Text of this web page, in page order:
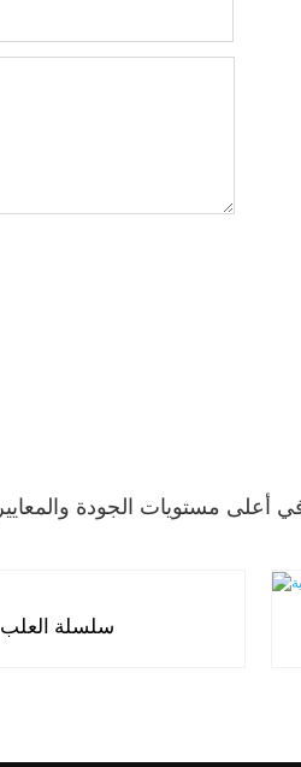
سلسلة العلب